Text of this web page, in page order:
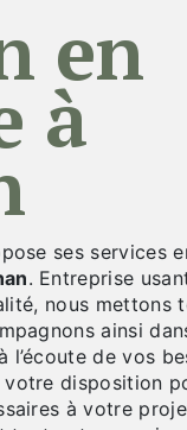
à
ses services
. Entreprise
nous mettons
ainsi
l’écoute de vos
votre disposition
à votre